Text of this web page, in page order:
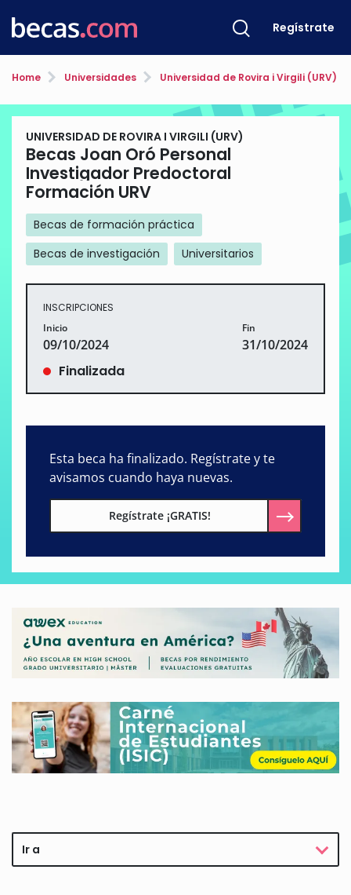
Regístrate
Home Universidades Universidad de Rovira i Virgili (URV)
UNIVERSIDAD DE ROVIRA I VIRGILI (URV)
Becas Joan Oró Personal
Investigador Predoctoral
Formación URV
Becas de formación práctica
Becas de investigación
Universitarios
INSCRIPCIONES
Inicio
09/10/2024
Fin
31/10/2024
Finalizada
Esta beca ha finalizado. Regístrate y te
avisamos cuando haya nuevas.
Regístrate ¡GRATIS!
Ir a